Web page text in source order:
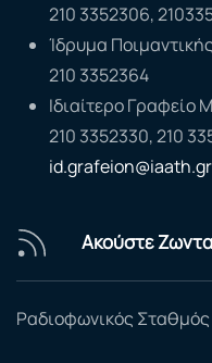
210 3352306,
Ίδρυμα
210 3352364
Ιδιαίτερο Γραφείο
210 3352330, 210
id.grafeion@iaath.gr
Ακούστε
Ραδιοφωνικός Σταθμός